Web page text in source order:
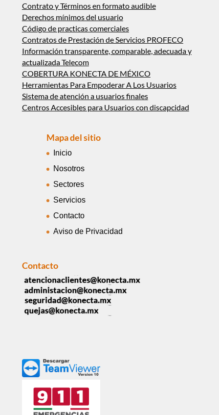
Contrato y Términos en formato audible
Derechos mínimos del usuario
Código de practicas comerciales
Contratos de Prestación de Servicios PROFECO
Información transparente, comparable, adecuada y
actualizada Telecom
COBERTURA KONECTA DE MÉXICO
Herramientas Para Empoderar A Los Usuarios
Sistema de atención a usuarios finales
Centros Accesibles para Usuarios con discapcidad
Mapa del sitio
Inicio
Nosotros
Sectores
Servicios
Contacto
Aviso de Privacidad
Contacto